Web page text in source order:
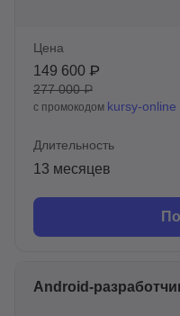
Цена
149 600 ₽
277 000 ₽
с промокодом kursy-online
Длительность
13 месяцев
Android-